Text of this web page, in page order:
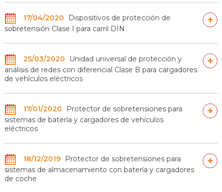
17/04/2020
Dispositivos de protección de
sobretensión Clase I para carril DIN
+
25/03/2020
Unidad universal de protección y
análisis de redes con diferencial Clase B para cargadores
de vehículos eléctricos
+
17/01/2020
Protector de sobretensiones para
sistemas de batería y cargadores de vehículos
eléctricos
+
18/12/2019
Protector de sobretensiones para
sistemas de almacenamiento con batería y cargadores
de coche
+